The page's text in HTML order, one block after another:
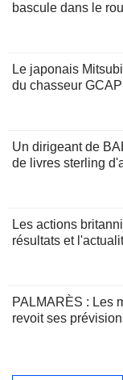
bascule dans le
Le japonais
du chasseur GCAP
Un dirigeant de
de livres sterling
Les actions
résultats et
PALMARÈS : Les
revoit ses